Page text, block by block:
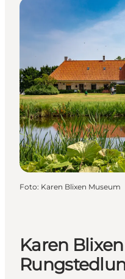
Foto: Karen Blixen Museum
Karen